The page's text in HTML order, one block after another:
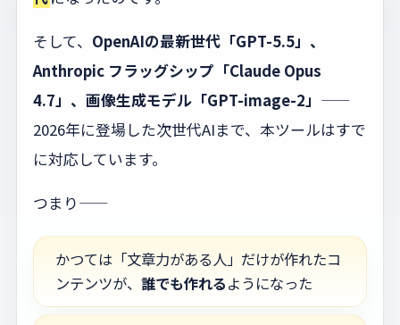
そして、 OpenAIの最新世代「GPT-5.5」、
Anthropic フラッグシップ「Claude Opus
4.7」、画像生成モデル「GPT-image-2」 ——
2026年に登場した次世代AIまで、本ツールはすで
に対応しています。
つまり——
かつては「文章力がある人」だけが作れたコ
ンテンツが、 誰でも作れるようになった